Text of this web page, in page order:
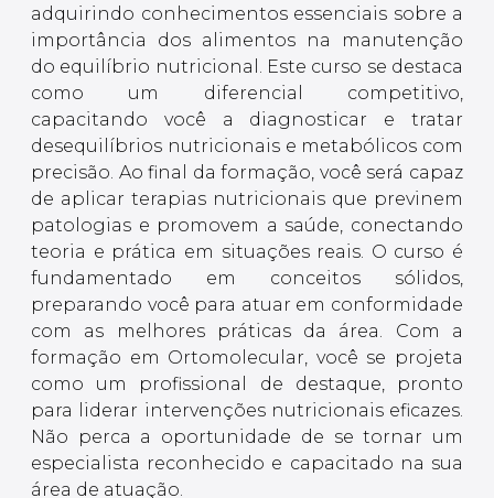
adquirindo conhecimentos essenciais sobre a
importância dos alimentos na manutenção
do equilíbrio nutricional. Este curso se destaca
como um diferencial competitivo,
capacitando você a diagnosticar e tratar
desequilíbrios nutricionais e metabólicos com
precisão. Ao final da formação, você será capaz
de aplicar terapias nutricionais que previnem
patologias e promovem a saúde, conectando
teoria e prática em situações reais. O curso é
fundamentado em conceitos sólidos,
preparando você para atuar em conformidade
com as melhores práticas da área. Com a
formação em Ortomolecular, você se projeta
como um profissional de destaque, pronto
para liderar intervenções nutricionais eficazes.
Não perca a oportunidade de se tornar um
especialista reconhecido e capacitado na sua
área de atuação.